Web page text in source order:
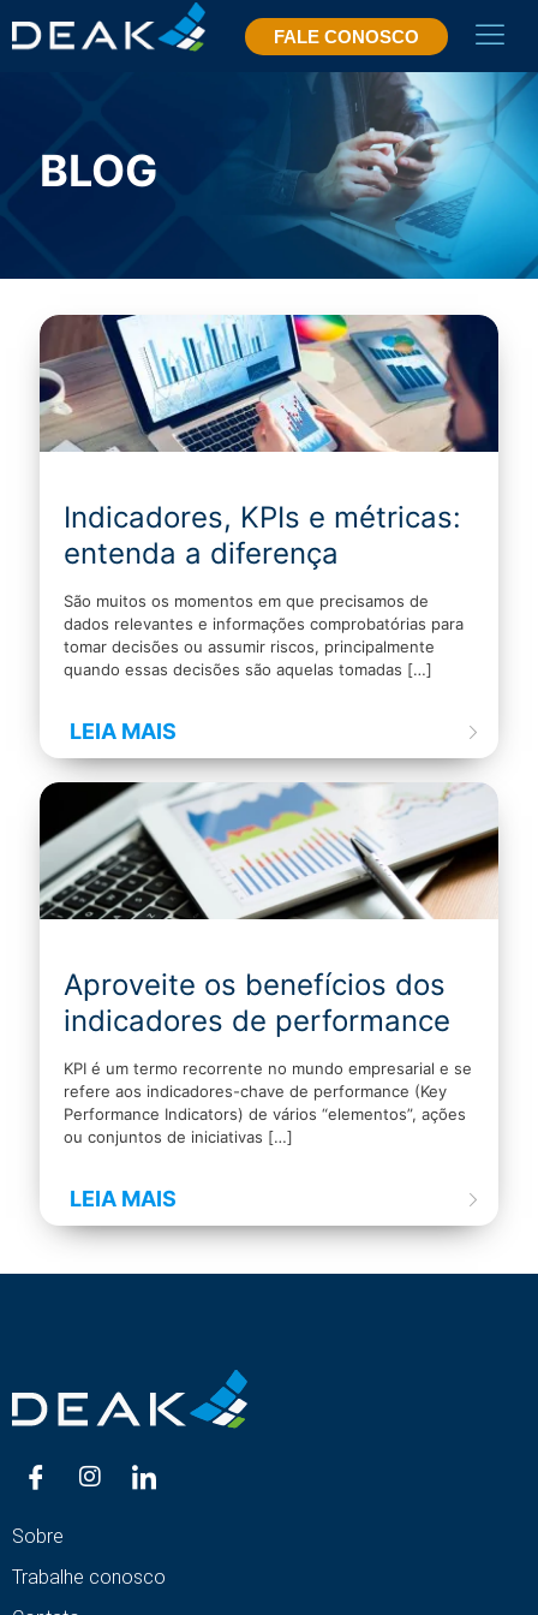
FALE CONOSCO
BLOG
Indicadores, KPIs e métricas:
entenda a diferença
São muitos os momentos em que precisamos de
dados relevantes e informações comprobatórias para
tomar decisões ou assumir riscos, principalmente
quando essas decisões são aquelas tomadas […]
LEIA MAIS
Aproveite os benefícios dos
indicadores de performance
KPI é um termo recorrente no mundo empresarial e se
refere aos indicadores-chave de performance (Key
Performance Indicators) de vários “elementos”, ações
ou conjuntos de iniciativas […]
LEIA MAIS
Sobre
Trabalhe conosco